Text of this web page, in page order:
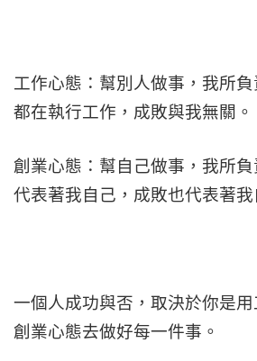
工作心態：幫別人做事，我所負
都在執行工作，成敗與我無關。
創業心態：幫自己做事，我所
代表著我自己，成敗也代表著我
一個人成功與否，取決於你是
創業心態去做好每一件事。